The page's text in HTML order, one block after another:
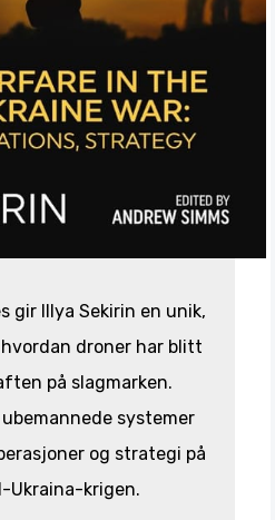
gir Illya Sekirin en unik,
droner har blitt
på slagmarken.
systemer
og strategi på
Ukraina-krigen.